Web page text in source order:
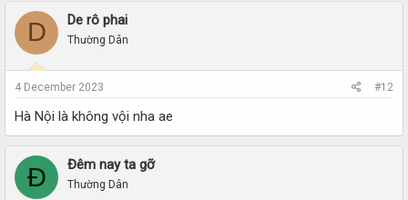
D De rô phai
Thường Dân
4 December 2023 #12
Hà Nội là không vội nha ae
Đ Đêm nay ta gỡ
Thường Dân